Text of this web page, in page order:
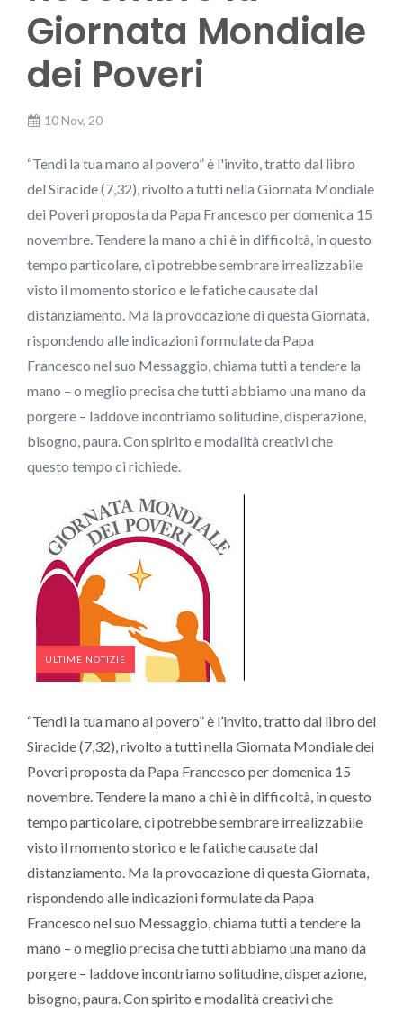
Giornata Mondiale
dei Poveri
10 Nov, 20
“Tendi la tua mano al povero” è l'invito, tratto dal libro
del Siracide (7,32), rivolto a tutti nella Giornata Mondiale
dei Poveri proposta da Papa Francesco per domenica 15
novembre. Tendere la mano a chi è in difficoltà, in questo
tempo particolare, ci potrebbe sembrare irrealizzabile
visto il momento storico e le fatiche causate dal
distanziamento. Ma la provocazione di questa Giornata,
rispondendo alle indicazioni formulate da Papa
Francesco nel suo Messaggio, chiama tutti a tendere la
mano – o meglio precisa che tutti abbiamo una mano da
porgere – laddove incontriamo solitudine, disperazione,
bisogno, paura. Con spirito e modalità creativi che
questo tempo ci richiede.
ULTIME NOTIZIE
“Tendi la tua mano al povero” è l’invito, tratto dal libro del
Siracide (7,32), rivolto a tutti nella Giornata Mondiale dei
Poveri proposta da Papa Francesco per domenica 15
novembre. Tendere la mano a chi è in difficoltà, in questo
tempo particolare, ci potrebbe sembrare irrealizzabile
visto il momento storico e le fatiche causate dal
distanziamento. Ma la provocazione di questa Giornata,
rispondendo alle indicazioni formulate da Papa
Francesco nel suo Messaggio, chiama tutti a tendere la
mano – o meglio precisa che tutti abbiamo una mano da
porgere – laddove incontriamo solitudine, disperazione,
bisogno, paura. Con spirito e modalità creativi che